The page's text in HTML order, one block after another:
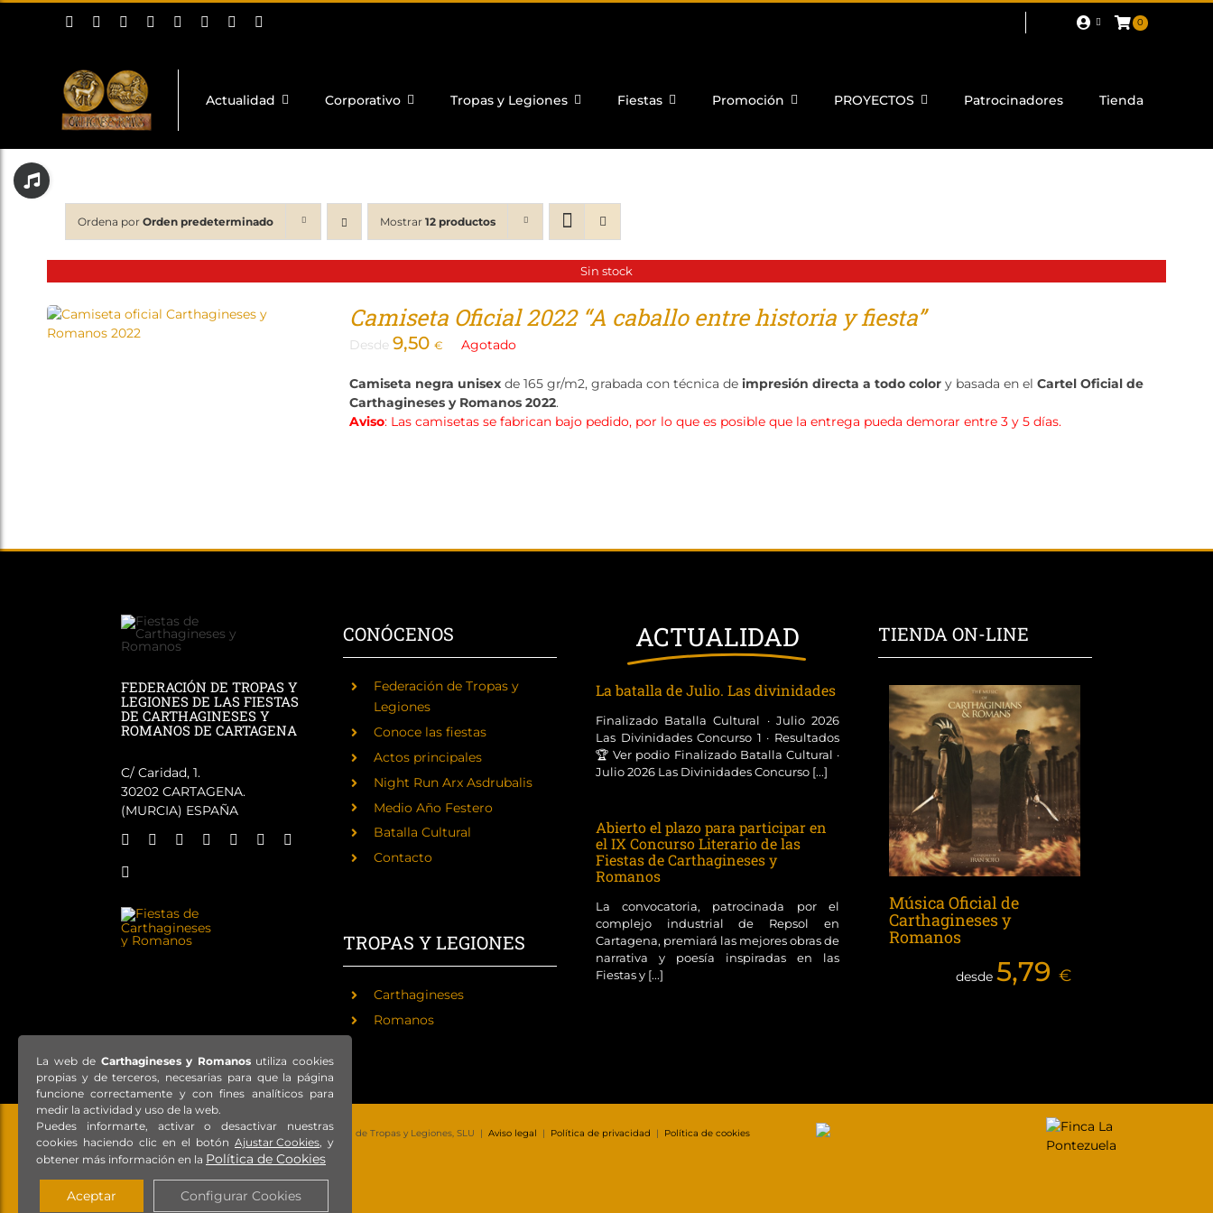
Saltar
0
Actualidad Corporativo Tropas y Legiones Fiestas Promoción PROYECTOS Patrocinadores Tienda
Ordena por Orden predeterminado Mostrar 12 productos
Sin stock
Camiseta Oficial 2022 “A caballo entre historia y fiesta”
Desde 9,50 € Agotado
Camiseta negra unisexde 165 gr/m2, grabada con técnica de impresión directa a todo colory basada en el Cartel Oficial de
Carthagineses y Romanos 2022.
Aviso: Las camisetas se fabrican bajo pedido, por lo que es posible que la entrega pueda demorar entre 3 y 5 días.
FEDERACIÓN DE TROPAS Y
LEGIONES DE LAS FIESTAS
DE CARTHAGINESES Y
ROMANOS DE CARTAGENA
C/ Caridad, 1.
30202 CARTAGENA.
(MURCIA) ESPAÑA
CONÓCENOS
Federación de Tropas y
Legiones
Conoce las fiestas
Actos principales
Night Run Arx Asdrubalis
Medio Año Festero
Batalla Cultural
Contacto
TROPAS Y LEGIONES
Carthagineses
Romanos
ACTUALIDAD
La batalla de Julio. Las divinidades
Finalizado Batalla Cultural · Julio 2026
Las Divinidades Concurso 1 · Resultados
🏆 Ver podio Finalizado Batalla Cultural ·
Julio 2026 Las Divinidades Concurso [...]
Abierto el plazo para participar en
el IX Concurso Literario de las
Fiestas de Carthagineses y
Romanos
La convocatoria, patrocinada por el
complejo industrial de Repsol en
Cartagena, premiará las mejores obras de
narrativa y poesía inspiradas en las
Fiestas y [...]
TIENDA ON-LINE
Música Oficial de
Carthagineses y
Romanos
desde5,79€
© Copyright 2021 – Todos los derechos reservados – Federación de Tropas y Legiones, SLU | Aviso legal | Política de privacidad | Política de cookies
Toggle
Sliding
La web de Carthagineses y Romanosutiliza cookies
propias y de terceros, necesarias para que la página
funcione correctamente y con fines analíticos para
medir la actividad y uso de la web.
Puedes informarte, activar o desactivar nuestras
cookies haciendo clic en el botón Ajustar Cookies, y
obtener más información en la Política de Cookies
Aceptar Configurar Cookies